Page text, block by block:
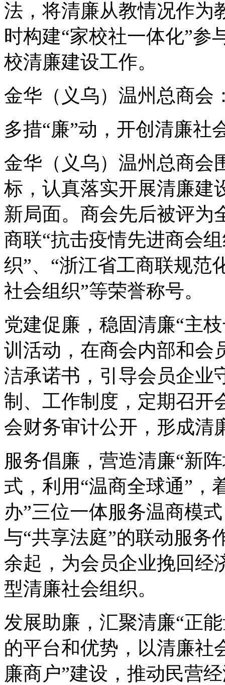
法，将清廉从教情况作为
时构建“家校社一体化”参
校清廉建设工作。
金华（义乌）温州总商会
多措“廉”动，开创清廉社
金华（义乌）温州总商会
标，认真落实开展清廉建
新局面。商会先后被评为
商联“抗击疫情先进商会
织”、“浙江省工商联规范
社会组织”等荣誉称号。
党建促廉，稳固清廉“主
训活动，在商会内部和会
洁承诺书，引导会员企业
制、工作制度，定期召开
会财务审计公开，形成清
服务倡廉，营造清廉“新
式，利用“温商全球通”，
办”三位一体服务温商模
与“共享法庭”的联动服务
余起，为会员企业挽回经
型清廉社会组织。
发展助廉，汇聚清廉“正
的平台和优势，以清廉社
廉商户”建设，推动民营